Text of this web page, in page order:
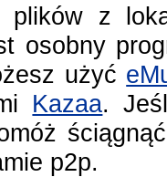
plików z
osobny
użyć
Kazaa.
p2p.